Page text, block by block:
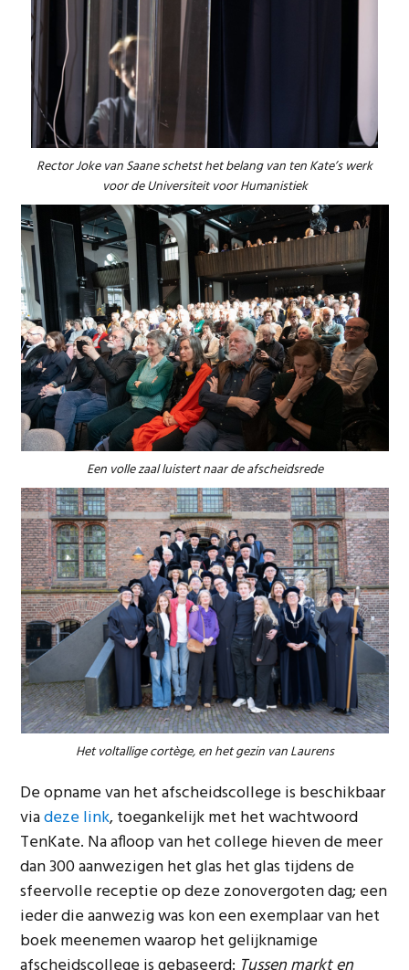
Rector Joke van Saane schetst het belang van ten Kate’s werk
voor de Universiteit voor Humanistiek
Een volle zaal luistert naar de afscheidsrede
Het voltallige cortège, en het gezin van Laurens
De opname van het afscheidscollege is beschikbaar
viadeze link, toegankelijk met het wachtwoord
TenKate. Na afloop van het college hieven de meer
dan 300 aanwezigen het glas het glas tijdens de
sfeervolle receptie op deze zonovergoten dag; een
ieder die aanwezig was kon een exemplaar van het
boek meenemen waarop het gelijknamige